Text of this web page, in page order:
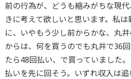
前の行為が、どうも縮みがちな現
きに考えて欲しいと思います。私
に、いやもう少し前からかな、丸
からは、何を買うのでも丸井で36
たら48回払い、で買っていました
払いを先に回そう。いずれ収入は